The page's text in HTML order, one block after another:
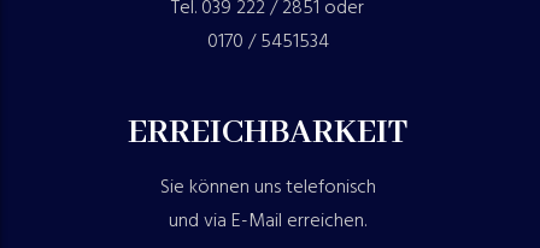
Tel. 039 222 / 2851 oder
0170 / 5451534
ERREICHBARKEIT
Sie können uns telefonisch
und via E-Mail erreichen.